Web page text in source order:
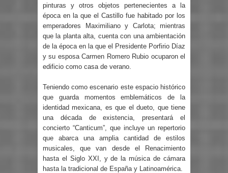
pinturas y otros objetos pertenecientes a la
época en la que el Castillo fue habitado por los
emperadores Maximiliano y Carlota; mientras
que la planta alta, cuenta con una ambientación
de la época en la que el Presidente Porfirio Díaz
y su esposa Carmen Romero Rubio ocuparon el
edificio como casa de verano.
Teniendo como escenario este espacio histórico
que guarda momentos emblemáticos de la
identidad mexicana, es que el dueto, que tiene
una década de existencia, presentará el
concierto “Canticum”, que incluye un repertorio
que abarca una amplia cantidad de estilos
musicales, que van desde el Renacimiento
hasta el Siglo XXI, y de la música de cámara
hasta la tradicional de España y Latinoamérica.